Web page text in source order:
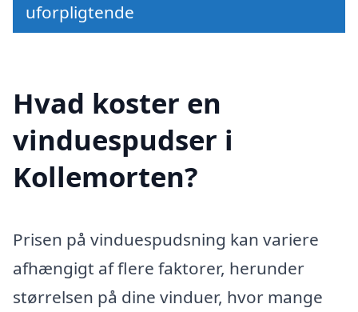
uforpligtende
Hvad koster en
vinduespudser i
Kollemorten?
Prisen på vinduespudsning kan variere
afhængigt af flere faktorer, herunder
størrelsen på dine vinduer, hvor mange